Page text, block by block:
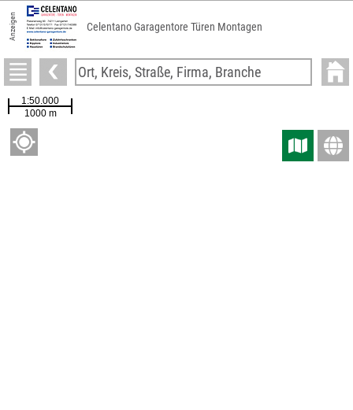
Anzeigen Celentano Garagentore Türen Montagen